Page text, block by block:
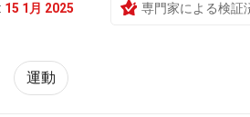
15 1月 2025 専門家による検証
運動